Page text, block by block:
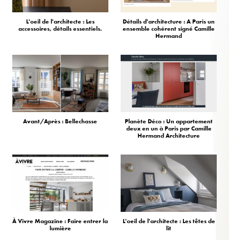
L'oeil de l'architecte : Les
accessoires, détails essentiels.
Détails d'architecture : A Paris un
ensemble cohérent signé Camille
Hermand
Avant/Après : Bellechasse
Planète Déco : Un appartement
deux en un à Paris par Camille
Hermand Architecture
À Vivre Magazine : Faire entrer la
lumière
L'oeil de l'architecte : Les têtes de
lit